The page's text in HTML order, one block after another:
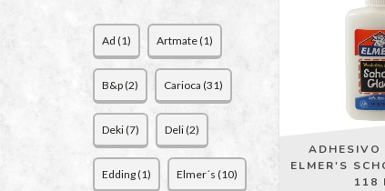
Ad (1) Artmate (1)
B&p (2) Carioca (31)
Deki (7) Deli (2)
Edding (1) Elmer´s (10)
ADHESIVO
ELMER'S
118